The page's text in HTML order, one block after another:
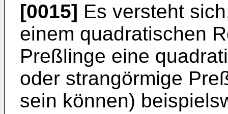
[0015] Es versteht
einem quadratischen
Preßlinge eine
oder strangörmige
sein können)